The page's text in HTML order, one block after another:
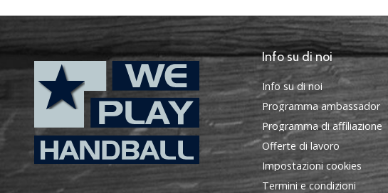
WePlayHandball.it
Info su di noi
Info su di noi
Programma ambassador
Programma di affiliazione
Offerte di lavoro
Impostazioni cookies
Termini e condizioni